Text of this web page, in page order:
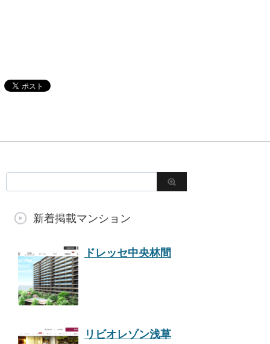
新着掲載マンション
ドレッセ中央林間
リビオレゾン浅草